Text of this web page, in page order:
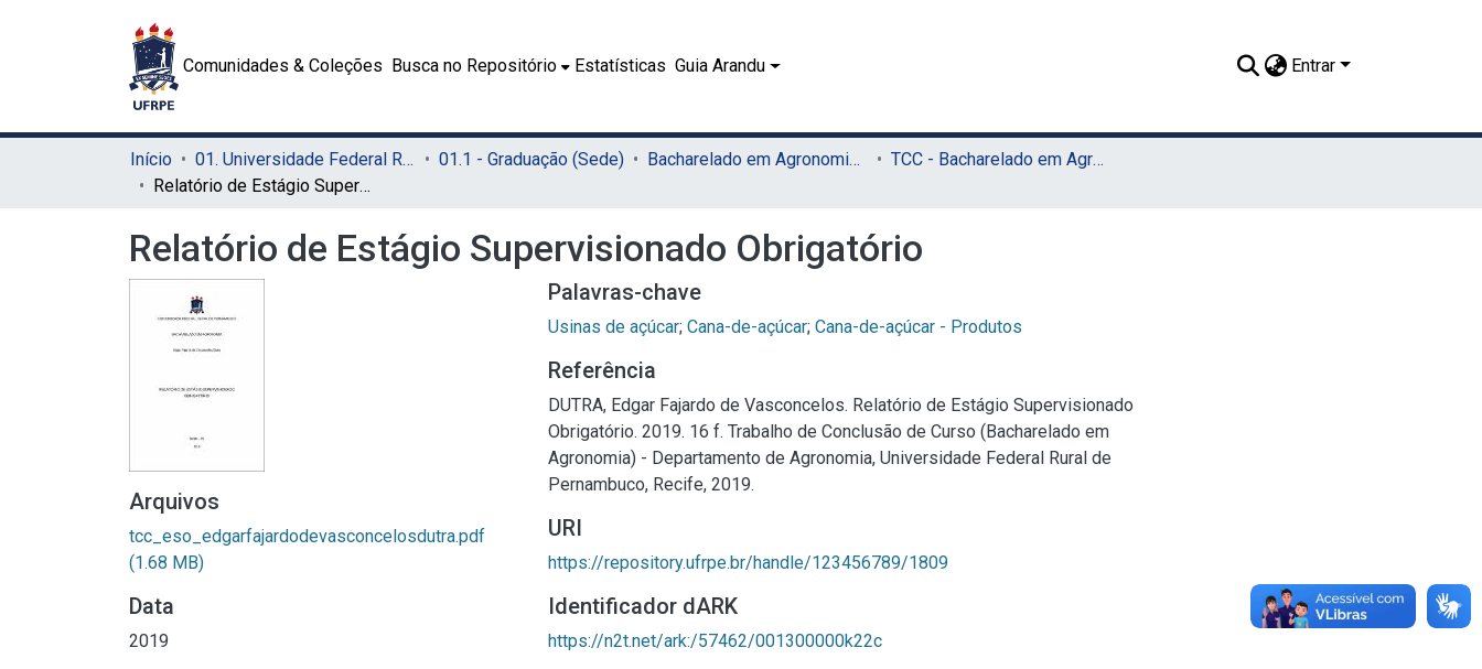
Comunidades & Coleções Busca no Repositório Estatísticas Guia Arandu Entrar
Início 01. Universidade Federal Rural de Pernambuco - UFRPE (Sede) 01.1 - Graduação (Sede) Bacharelado em Agronomia (Sede)
TCC - Bacharelado em Agronomia (Sede)
Relatório de Estágio Supervisionado Obrigatório
Relatório de Estágio Supervisionado Obrigatório
Arquivos
tcc_eso_edgarfajardodevasconcelosdutra.pdf
(1.68 MB)
Data
2019
Palavras-chave
Usinas de açúcar; Cana-de-açúcar; Cana-de-açúcar - Produtos
Referência
DUTRA, Edgar Fajardo de Vasconcelos. Relatório de Estágio Supervisionado
Obrigatório. 2019. 16 f. Trabalho de Conclusão de Curso (Bacharelado em
Agronomia) - Departamento de Agronomia, Universidade Federal Rural de
Pernambuco, Recife, 2019.
URI
https://repository.ufrpe.br/handle/123456789/1809
Identificador dARK
https://n2t.net/ark:/57462/001300000k22c